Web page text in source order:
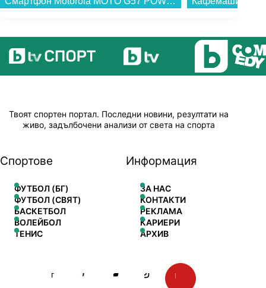
Твоят спортен портал. Последни новини, резултати на
живо, задълбочени анализи от света на спорта
Спортове
ФУТБОЛ (БГ)
ФУТБОЛ (СВЯТ)
БАСКЕТБОЛ
ВОЛЕЙБОЛ
ТЕНИС
Информация
ЗА НАС
КОНТАКТИ
РЕКЛАМА
КАРИЕРИ
АРХИВ